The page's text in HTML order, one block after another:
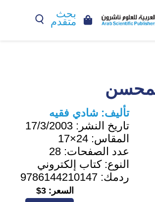
بحث
متقدم
تأليف: شادي فقيه
تاريخ النشر: 17/3/2003
المقاس: 24×17
عدد الصفحات: 28
النوع:كتاب إلكتروني
ردمك: 9786144210147
السعر: 3$